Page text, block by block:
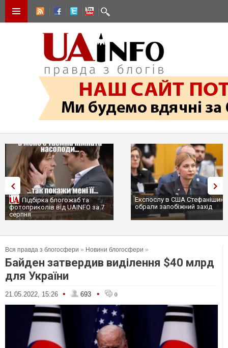
Підбірка блогожаб та
фотоприколів від UAINFO за 7
серпня
Експослу в США
обрали запобіжний захід
Вся правда з блогосфери » Новини блогосфери »
Байден затвердив виділення $40 млрд
для України
21.05.2022, 15:26 • 693 • 0